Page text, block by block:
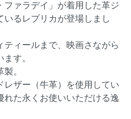
ファラデイ」が着用した革ジ
いるレプリカが登場しまし
ティールまで、映画さながら
す。
。
レザー（牛革）を使用してい
れた永くお使いいただける逸